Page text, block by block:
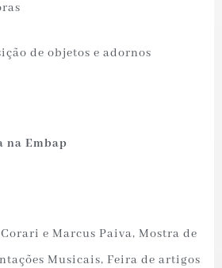
de objetos e adornos
na Embap
e Marcus Paiva, Mostra de
Musicais, Feira de artigos